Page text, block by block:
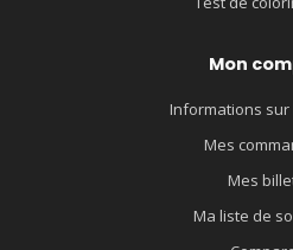
Mon
Informations sur
Mes
Mes
Ma liste de